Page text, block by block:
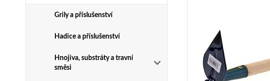
Grily a příslušenství
Hadice a příslušenství
Hnojiva, substráty a travní
směsi